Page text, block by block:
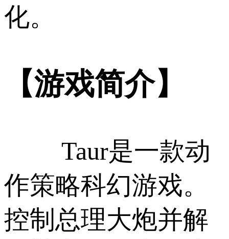
化。
【游戏简介】
Taur是一款动
作策略科幻游戏。
控制总理大炮并解